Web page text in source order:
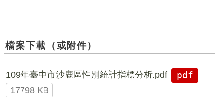
檔案下載（或附件）
109年臺中市沙鹿區性別統計指標分析.pdf
pdf
17798 KB